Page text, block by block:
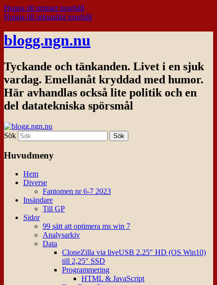
Hoppa till primärt innehåll
Hoppa till sekundärt innehåll
blogg.ngn.nu
Tyckande och tänkanden. Livet i en sjuk
vardag. Emellanåt kryddad med humor.
Här avhandlas också lite politik och en
del datatekniska spörsmål
Sök
Huvudmeny
Hem
Diverse
Fantomen nr 6-7 2023
Insändare
Till GP
Sidor
99 sätt att optimera ms win 7
Analysarkiv
Data
CloneZilla via liveUSB 2.25″ HD (OS Win10)
till 2,25″ SSD
Programmering
HTML & JavaScript